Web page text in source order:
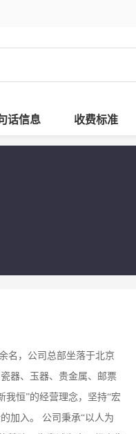
话信息 收费标准
名，公司总部坐落于北京
器、玉器、贵金属、邮票
我恒”的经营理念，坚持“宏
加入。 公司秉承“以人为